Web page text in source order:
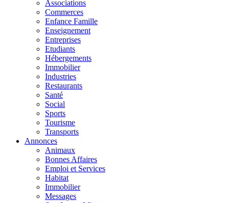
Associations
Commerces
Enfance Famille
Enseignement
Entreprises
Etudiants
Hébergements
Immobilier
Industries
Restaurants
Santé
Social
Sports
Tourisme
Transports
Annonces
Animaux
Bonnes Affaires
Emploi et Services
Habitat
Immobilier
Messages